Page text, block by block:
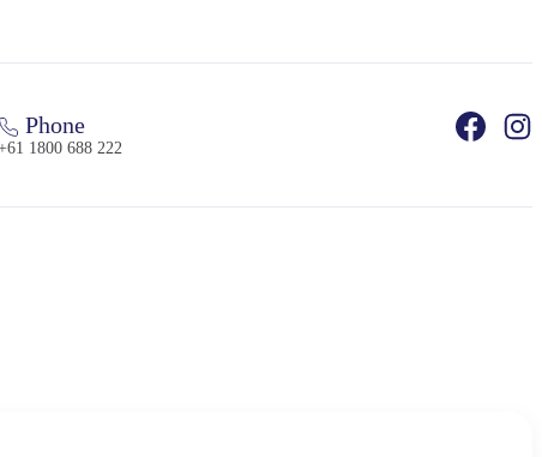
Phone
1800 688 222